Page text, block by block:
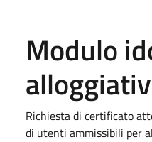
Modulo
Richiesta di certificato
di utenti ammissibili per